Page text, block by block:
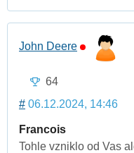
John Deere
64
# 06.12.2024, 14:46
Francois
Tohle vzniklo od Vas